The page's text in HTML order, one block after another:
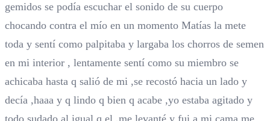
gemidos se podía escuchar el sonido de su cuerpo
chocando contra el mío en un momento Matías la mete
toda y sentí como palpitaba y largaba los chorros de semen
en mi interior , lentamente sentí como su miembro se
achicaba hasta q salió de mi ,se recostó hacia un lado y
decía ,haaa y q lindo q bien q acabe ,yo estaba agitado y